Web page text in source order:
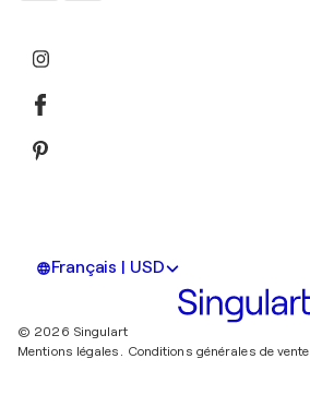
Français | USD
© 2026 Singulart
Mentions légales. Conditions générales de vente